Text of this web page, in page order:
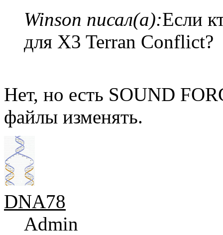
Winson писал(а):Если
для X3 Terran Conflict?
Нет, но есть SOUND
файлы изменять.
DNA78
Admin